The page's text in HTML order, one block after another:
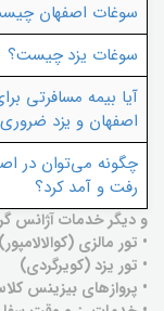
سوغات اصفهان
سوغات یزد چیست؟
آیا بیمه مسافرتی
اصفهان و یزد
چگونه می‌توان در
رفت و آمد کرد؟
و دیگر خدمات آژانس
• تور مالزی (کوالالامپور)
• تور یزد (کویرگردی)
• پروازهای بیزینس